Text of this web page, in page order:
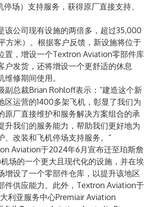
停场）支持服务，获得原厂直接支持、
该公司现有设施的两倍多，超过35,000
方米）。根据客户反馈，新设施将位于
置，增设一个Textron Aviation零部件库
户发货，还将增设一个更舒适的休息
修期间使用。
副总裁Brian Rohloff表示：“建造这个新
区运营的1400多架飞机，彰显了我们为
原厂直接维护和服务解决方案组合的承
升我们的服务能力，帮助我们更好地为
、改装和飞机停场支持服务。”
Aviation于2024年6月宣布迁至珀斯詹
场的一个更大且现代化的设施，并在埃
增设了一个零部件仓库，以提升该地区
件供应能力。此外，Textron Aviation于
利亚服务中心Premiair Aviation